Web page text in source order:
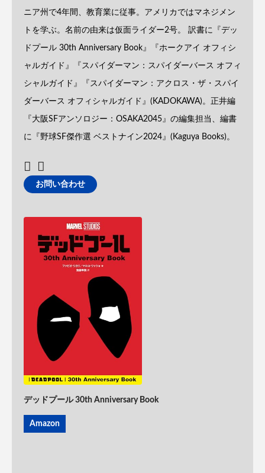
ニア州で4年間、教育業に従事。アメリカではマネジメン
トを学ぶ。名前の由来は仮面ライダー2号。 訳書に『デッ
ドプール 30th Anniversary Book』『ホークアイ オフィシ
ャルガイド』『スパイダーマン：スパイダーバース オフィ
シャルガイド』『スパイダーマン：アクロス・ザ・スパイ
ダーバース オフィシャルガイド』(KADOKAWA)。正井編
『大阪SFアンソロジー：OSAKA2045』の編集担当、編書
に『野球SF傑作選 ベストナイン2024』(Kaguya Books)。
お問い合わせ
デッドプール 30th Anniversary Book
Amazon